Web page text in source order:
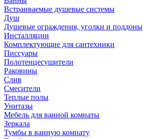
Встраиваемые душевые системы
Душ
Душевые ограждения, уголки и поддоны
Инсталляции
Комплектующие для сантехники
Писсуары
Полотенцесушители
Раковины
Слив
Смесители
Теплые полы
Унитазы
Мебель для ванной комнаты
Зеркала
Тумбы в ванную комнату